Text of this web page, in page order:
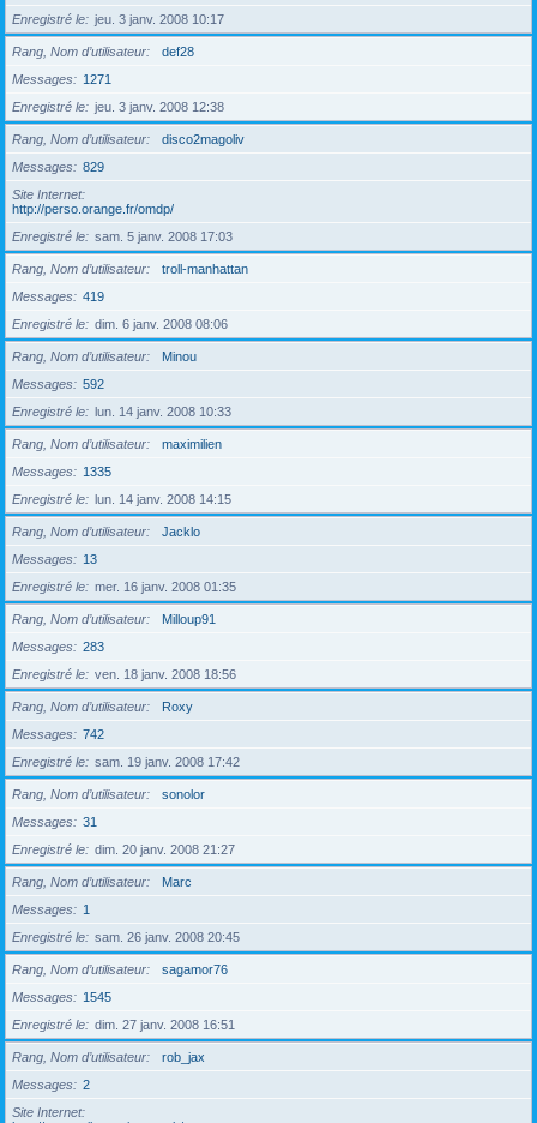
Enregistré le
jeu. 3 janv. 2008 10:17
Rang, Nom d’utilisateur
def28
Messages
1271
Enregistré le
jeu. 3 janv. 2008 12:38
Rang, Nom d’utilisateur
disco2magoliv
Messages
829
Site Internet
http://perso.orange.fr/omdp/
Enregistré le
sam. 5 janv. 2008 17:03
Rang, Nom d’utilisateur
troll-manhattan
Messages
419
Enregistré le
dim. 6 janv. 2008 08:06
Rang, Nom d’utilisateur
Minou
Messages
592
Enregistré le
lun. 14 janv. 2008 10:33
Rang, Nom d’utilisateur
maximilien
Messages
1335
Enregistré le
lun. 14 janv. 2008 14:15
Rang, Nom d’utilisateur
Jacklo
Messages
13
Enregistré le
mer. 16 janv. 2008 01:35
Rang, Nom d’utilisateur
Milloup91
Messages
283
Enregistré le
ven. 18 janv. 2008 18:56
Rang, Nom d’utilisateur
Roxy
Messages
742
Enregistré le
sam. 19 janv. 2008 17:42
Rang, Nom d’utilisateur
sonolor
Messages
31
Enregistré le
dim. 20 janv. 2008 21:27
Rang, Nom d’utilisateur
Marc
Messages
1
Enregistré le
sam. 26 janv. 2008 20:45
Rang, Nom d’utilisateur
sagamor76
Messages
1545
Enregistré le
dim. 27 janv. 2008 16:51
Rang, Nom d’utilisateur
rob_jax
Messages
2
Site Internet